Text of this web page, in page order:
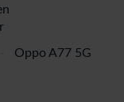
Oppo A77 5G